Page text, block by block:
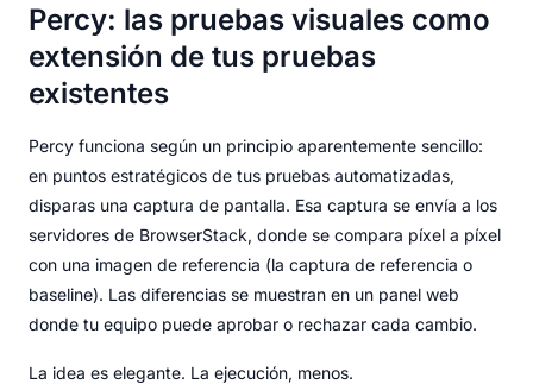
Percy: las pruebas visuales como
extensión de tus pruebas
existentes
Percy funciona según un principio aparentemente sencillo:
en puntos estratégicos de tus pruebas automatizadas,
disparas una captura de pantalla. Esa captura se envía a los
servidores de BrowserStack, donde se compara píxel a píxel
con una imagen de referencia (la captura de referencia o
baseline). Las diferencias se muestran en un panel web
donde tu equipo puede aprobar o rechazar cada cambio.
La idea es elegante. La ejecución, menos.